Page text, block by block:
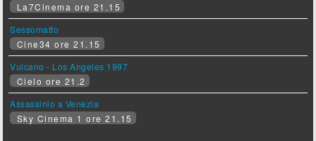
La7Cinema ore 21.15
Sessomatto
Cine34 ore 21.15
Vulcano - Los Angeles 1997
Cielo ore 21.2
Assassinio a Venezia
Sky Cinema 1 ore 21.15